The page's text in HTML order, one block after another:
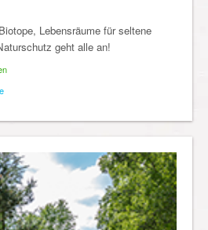
Lebensräume für seltene
geht alle an!